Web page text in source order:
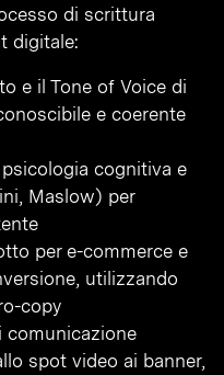
di scrittura
digitale:
e il Tone of Voice di
e coerente
cognitiva e
Maslow) per
per e-commerce e
utilizzando
copy
comunicazione
spot video ai banner,